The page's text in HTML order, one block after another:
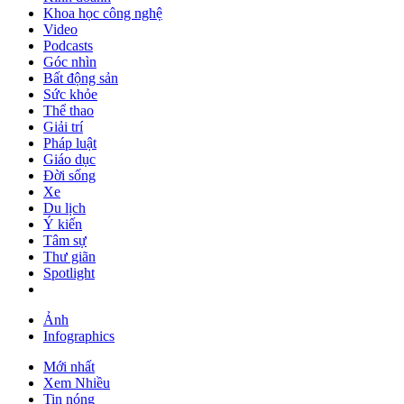
Khoa học công nghệ
Video
Podcasts
Góc nhìn
Bất động sản
Sức khỏe
Thể thao
Giải trí
Pháp luật
Giáo dục
Đời sống
Xe
Du lịch
Ý kiến
Tâm sự
Thư giãn
Spotlight
Ảnh
Infographics
Mới nhất
Xem Nhiều
Tin nóng